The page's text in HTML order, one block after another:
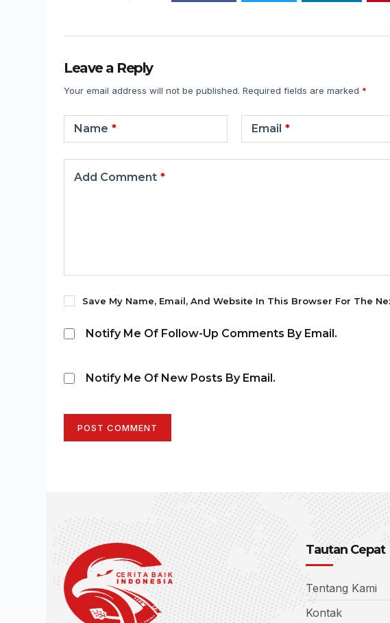
Leave a Reply
Your email address will not be published. Required fields are marked *
Name * Email *
Add Comment *
Save My Name, Email, And Website In This Browser For The
Notify Me Of Follow-Up Comments By Email.
Notify Me Of New Posts By Email.
POST COMMENT
Tautan Cepat
Tentang Kami
Kontak